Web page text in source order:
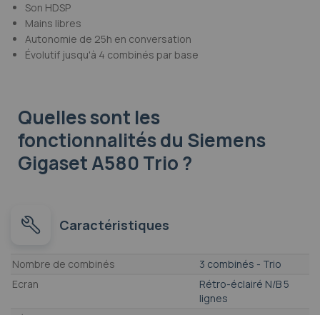
Son HDSP
Mains libres
Autonomie de 25h en conversation
Évolutif jusqu'à 4 combinés par base
Quelles sont les
fonctionnalitésdu Siemens
Gigaset A580 Trio ?
Caractéristiques
Caractéristiques
Nombre de combinés
3 combinés - Trio
Ecran
Rétro-éclairé N/B 5
lignes